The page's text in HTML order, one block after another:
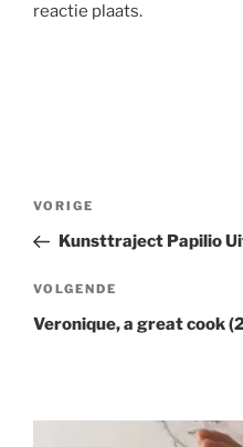
reactie plaats.
Berichtnavigatie
Vorig
bericht
VORIGE
Kunsttraject Papilio
Volgend
Bericht
VOLGENDE
Veronique, a great cook